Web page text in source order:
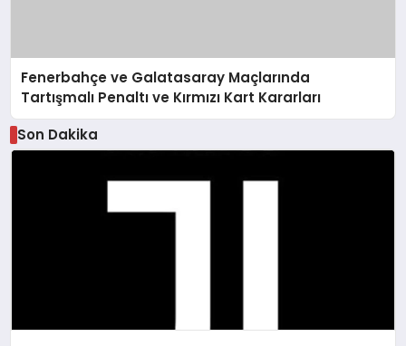
Fenerbahçe ve Galatasaray Maçlarında
Tartışmalı Penaltı ve Kırmızı Kart Kararları
Son Dakika